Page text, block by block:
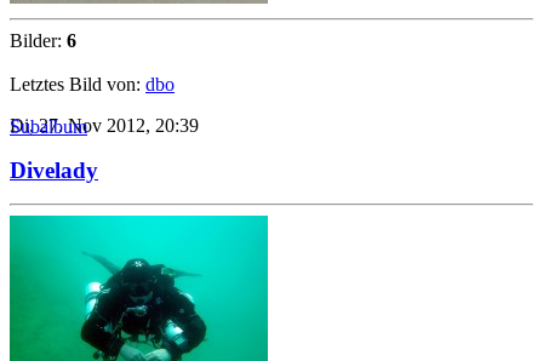
Bilder: 6
Letztes Bild von: dbo
Di, 27. Nov 2012, 20:39
Subalbum
Divelady